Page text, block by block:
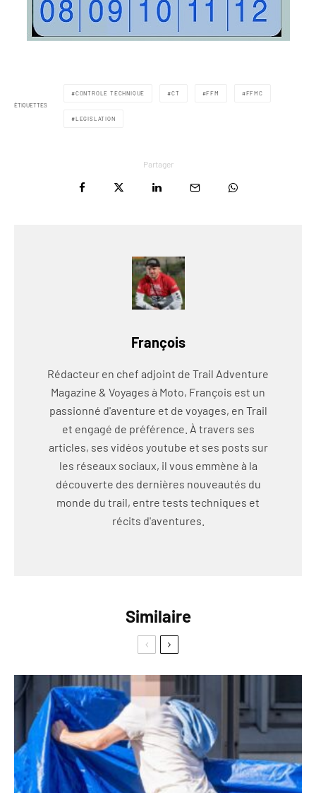
ÉTIQUETTES
CONTROLE TECHNIQUE CT FFM FFMC
LEGISLATION
Partager
François
Rédacteur en chef adjoint de Trail Adventure
Magazine & Voyages à Moto, François est un
passionné d'aventure et de voyages, en Trail
et engagé de préférence. À travers ses
articles, ses vidéos youtube et ses posts sur
les réseaux sociaux, il vous emmène à la
découverte des dernières nouveautés du
monde du trail, entre tests techniques et
récits d'aventures.
Similaire